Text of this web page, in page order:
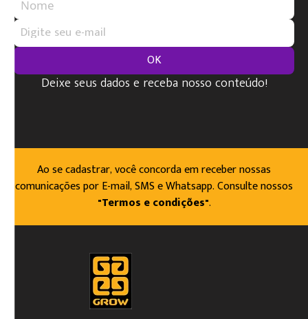
OK
Deixe seus dados e receba nosso conteúdo!
Ao se cadastrar, você concorda em receber nossas
comunicações por E-mail, SMS e Whatsapp. Consulte nossos
"Termos e condições".